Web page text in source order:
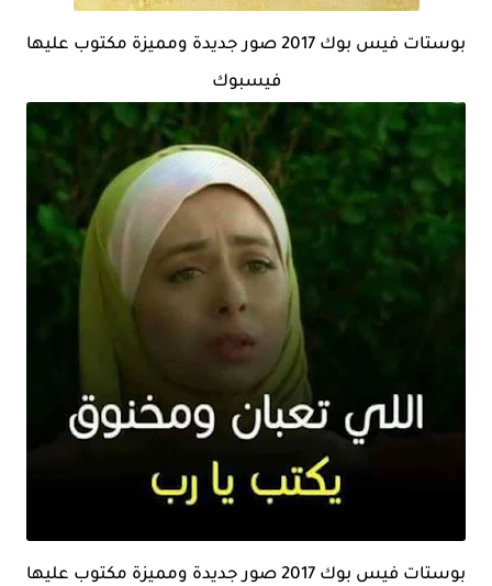
بوستات فيس بوك 2017 صور جديدة ومميزة مكتوب عليها
فيسبوك
بوستات فيس بوك 2017 صور جديدة ومميزة مكتوب عليها